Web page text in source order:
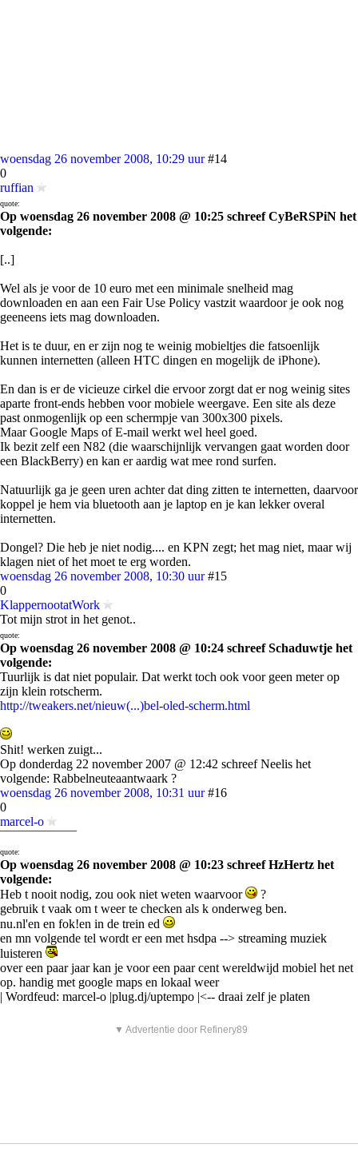
woensdag 26 november 2008, 10:29 uur #14
0
ruffian
quote:
Op woensdag 26 november 2008 @ 10:25 schreef CyBeRSPiN het
volgende:
[..]
Wel als je voor de 10 euro met een minimale snelheid mag
downloaden en aan een Fair Use Policy vastzit waardoor je ook nog
geeneens iets mag downloaden.
Het is te duur, en er zijn nog te weinig mobieltjes die fatsoenlijk
kunnen internetten (alleen HTC dingen en mogelijk de iPhone).
En dan is er de vicieuze cirkel die ervoor zorgt dat er nog weinig sites
aparte front-ends hebben voor mobiele weergave. Een site als deze
past onmogenlijk op een schermpje van 300x300 pixels.
Maar Google Maps of E-mail werkt wel heel goed.
Ik bezit zelf een N82 (die waarschijnlijk vervangen gaat worden door
een BlackBerry) en kan er aardig wat mee rond surfen.
Natuurlijk ga je geen uren achter dat ding zitten te internetten, daarvoor
koppel je hem via bluetooth aan je laptop en je kan lekker overal
internetten.
Dongel? Die heb je niet nodig.... en KPN zegt; het mag niet, maar wij
klagen niet of het moet te erg worden.
woensdag 26 november 2008, 10:30 uur #15
0
KlappernootatWork
Tot mijn strot in het genot..
quote:
Op woensdag 26 november 2008 @ 10:24 schreef Schaduwtje het
volgende:
Tuurlijk is dat niet populair. Dat werkt toch ook voor geen meter op
zijn klein rotscherm.
http://tweakers.net/nieuw(...)bel-oled-scherm.html
Shit! werken zuigt...
Op donderdag 22 november 2007 @ 12:42 schreef Neelis het
volgende: Rabbelneuteaantwaark ?
woensdag 26 november 2008, 10:31 uur #16
0
marcel-o
¯¯¯¯¯¯¯¯¯¯¯¯
quote:
Op woensdag 26 november 2008 @ 10:23 schreef HzHertz het
volgende:
Heb t nooit nodig, zou ook niet weten waarvoor
?
gebruik t vaak om t weer te checken als k onderweg ben.
nu.nl'en en fok!en in de trein ed
en mn volgende tel wordt er een met hsdpa --> streaming muziek
luisteren
over een paar jaar kan je voor een paar cent wereldwijd mobiel het net
op. handig met google maps en lokaal weer
| Wordfeud: marcel-o |plug.dj/uptempo |<-- draai zelf je platen
▼ Advertentie door Refinery89